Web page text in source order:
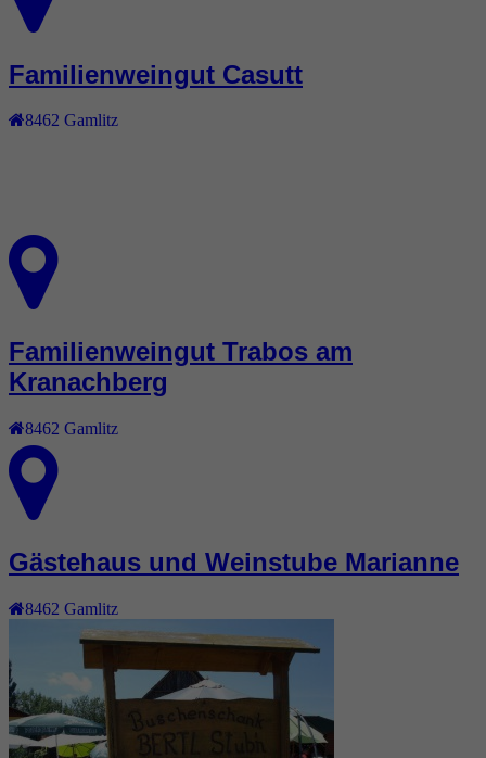
Familienweingut Casutt
8462 Gamlitz
Familienweingut Trabos am
Kranachberg
8462 Gamlitz
Gästehaus und Weinstube Marianne
8462 Gamlitz